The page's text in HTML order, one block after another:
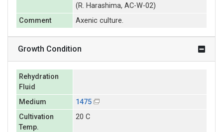
(R. Harashima, AC-W-02)
Comment
Axenic culture.
Growth Condition
Rehydration
Fluid
Medium
1475
Cultivation
Temp.
20 C